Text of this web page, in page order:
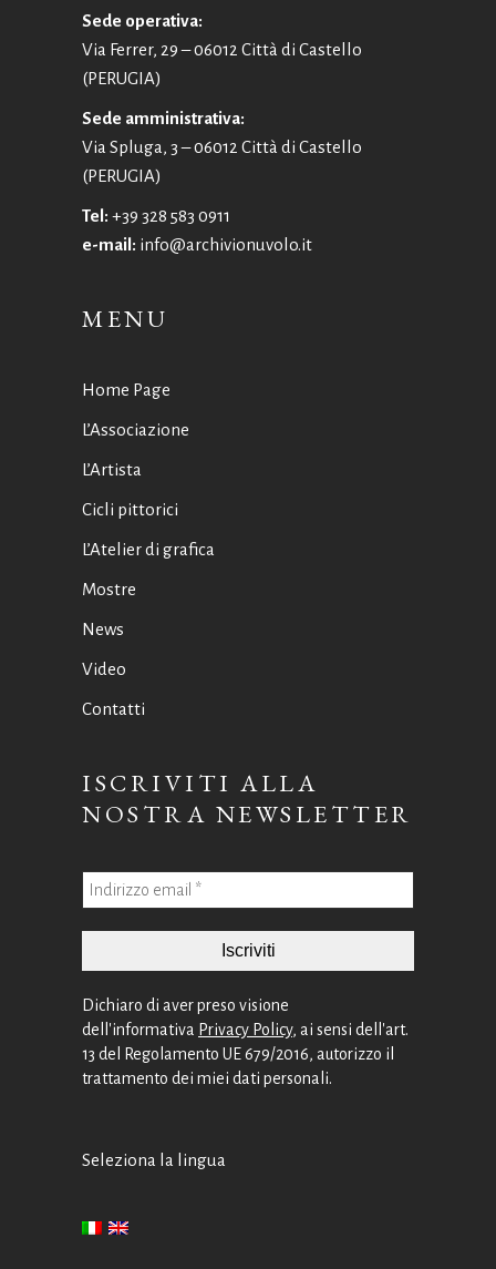
Sede operativa:
Via Ferrer, 29 – 06012 Città di Castello
(PERUGIA)
Sede amministrativa:
Via Spluga, 3 – 06012 Città di Castello
(PERUGIA)
Tel: +39 328 583 0911
e-mail: info@archivionuvolo.it
MENU
Home Page
L’Associazione
L’Artista
Cicli pittorici
L’Atelier di grafica
Mostre
News
Video
Contatti
ISCRIVITI ALLA
NOSTRA NEWSLETTER
Dichiaro di aver preso visione
dell'informativa Privacy Policy, ai sensi dell'art.
13 del Regolamento UE 679/2016, autorizzo il
trattamento dei miei dati personali.
Seleziona la lingua